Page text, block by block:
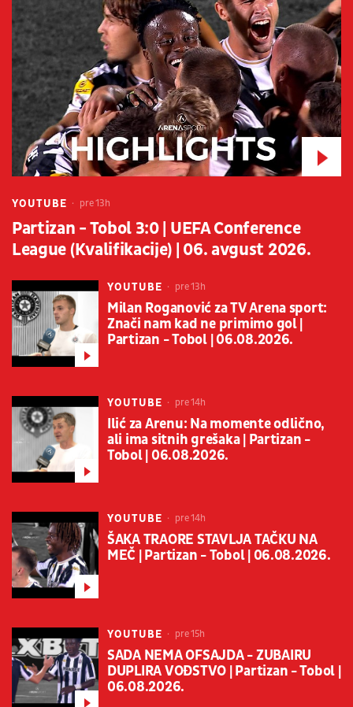
YOUTUBE pre 13h
Partizan - Tobol 3:0 | UEFA Conference
League (Kvalifikacije) | 06. avgust 2026.
YOUTUBE pre 13h
Milan Roganović za TV Arena sport:
Znači nam kad ne primimo gol |
Partizan - Tobol | 06.08.2026.
YOUTUBE pre 14h
Ilić za Arenu: Na momente odlično,
ali ima sitnih grešaka | Partizan -
Tobol | 06.08.2026.
YOUTUBE pre 14h
ŠAKA TRAORE STAVLJA TAČKU NA
MEČ | Partizan - Tobol | 06.08.2026.
YOUTUBE pre 15h
SADA NEMA OFSAJDA - ZUBAIRU
DUPLIRA VOĐSTVO | Partizan - Tobol |
06.08.2026.